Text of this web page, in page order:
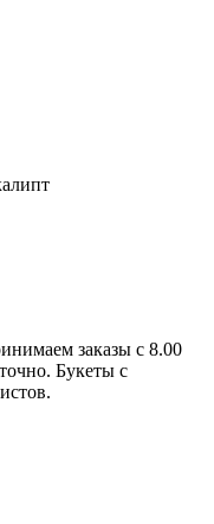
заказы с 8.00
Букеты с